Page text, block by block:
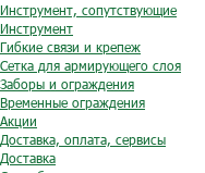
Инструмент, сопутствующие
Инструмент
Гибкие связи и крепеж
Сетка для армирующего слоя
Заборы и ограждения
Временные ограждения
Акции
Доставка, оплата, сервисы
Доставка